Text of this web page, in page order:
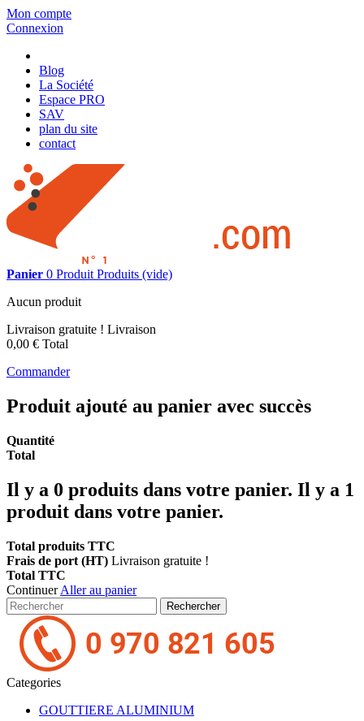
Mon compte
Connexion
Blog
La Société
Espace PRO
SAV
plan du site
contact
Panier 0 Produit Produits (vide)
Aucun produit
Livraison gratuite ! Livraison
0,00 € Total
Commander
Produit ajouté au panier avec succès
Quantité
Total
Il y a 0 produits dans votre panier. Il y a 1
produit dans votre panier.
Total produits TTC
Frais de port (HT) Livraison gratuite !
Total TTC
ContinuerAller au panier
Rechercher
Categories
GOUTTIERE ALUMINIUM